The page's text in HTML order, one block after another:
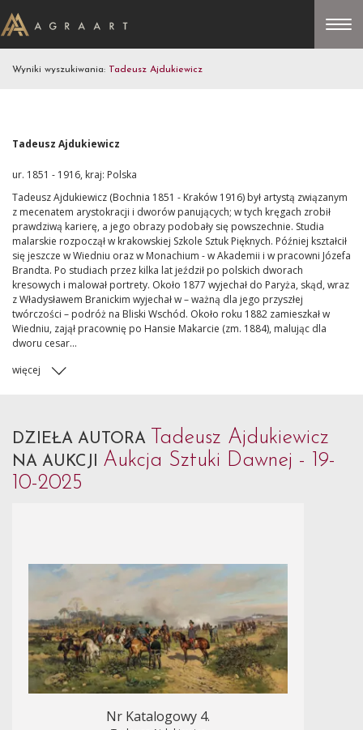
Wyniki wyszukiwania: Tadeusz Ajdukiewicz
Tadeusz Ajdukiewicz
ur. 1851 - 1916, kraj: Polska
Tadeusz Ajdukiewicz (Bochnia 1851 - Kraków 1916) był artystą związanym
z mecenatem arystokracji i dworów panujących; w tych kręgach zrobił
prawdziwą karierę, a jego obrazy podobały się powszechnie. Studia
malarskie rozpoczął w krakowskiej Szkole Sztuk Pięknych. Później kształcił
się jeszcze w Wiedniu oraz w Monachium - w Akademii i w pracowni Józefa
Brandta. Po studiach przez kilka lat jeździł po polskich dworach
kresowych i malował portrety. Około 1877 wyjechał do Paryża, skąd, wraz
z Władysławem Branickim wyjechał w – ważną dla jego przyszłej
twórczości – podróż na Bliski Wschód. Około roku 1882 zamieszkał w
Wiedniu, zajął pracownię po Hansie Makarcie (zm. 1884), malując dla
dworu cesar...
więcej
DZIEŁA AUTORA Tadeusz Ajdukiewicz
NA AUKCJI Aukcja Sztuki Dawnej - 19-
10-2025
Nr Katalogowy 4.